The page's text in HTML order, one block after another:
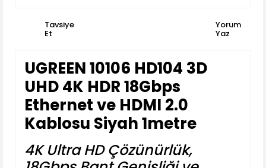
Tavsiye
Et
Yorum
Yaz
UGREEN 10106 HD104 3D
UHD 4K HDR 18Gbps
Ethernet ve HDMI 2.0
Kablosu Siyah 1metre
4K Ultra HD Çözünürlük,